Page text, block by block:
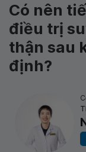
Có nên
điều trị
thận sau
định?